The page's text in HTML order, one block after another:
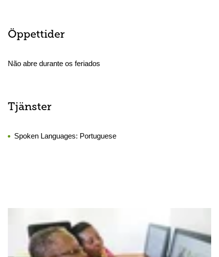
Öppettider
Não abre durante os feriados
Tjänster
Spoken Languages: Portuguese